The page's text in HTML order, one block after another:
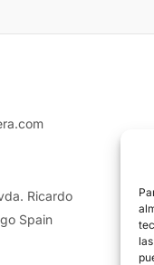
Ricardo
Spain